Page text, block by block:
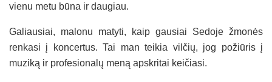
vienu metu būna ir daugiau.
Galiausiai, malonu matyti, kaip gausiai Sedoje žmonės
renkasi į koncertus. Tai man teikia vilčių, jog požiūris į
muziką ir profesionalų meną apskritai keičiasi.